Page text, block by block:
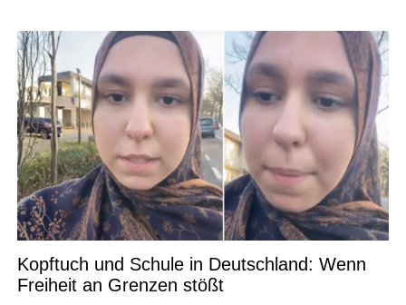
Kopftuch und Schule in Deutschland: Wenn
Freiheit an Grenzen stößt